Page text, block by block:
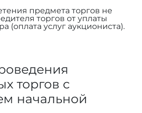
предмета торгов не
торгов от уплаты
(оплата услуг аукциониста).
торгов с
начальной